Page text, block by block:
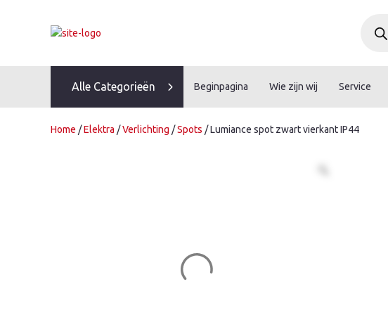
zoeken
Alle Categorieën Beginpagina Wie zijn wij Service
Home /Elektra /Verlichting /Spots / Lumiance spot zwart vierkant IP44